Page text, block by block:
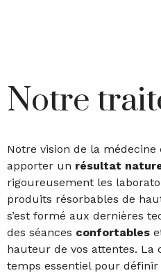
Notre
Notre vision de la
apporter un résultat
rigoureusement les
produits résorbables de
s’est formé aux dernières
des séances confortables
hauteur de vos attentes. La
temps essentiel pour définir